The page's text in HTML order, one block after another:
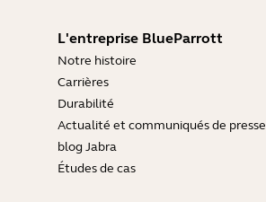
L'entreprise BlueParrott
Notre histoire
Carrières
Durabilité
Actualité et communiqués de presse
blog Jabra
Études de cas